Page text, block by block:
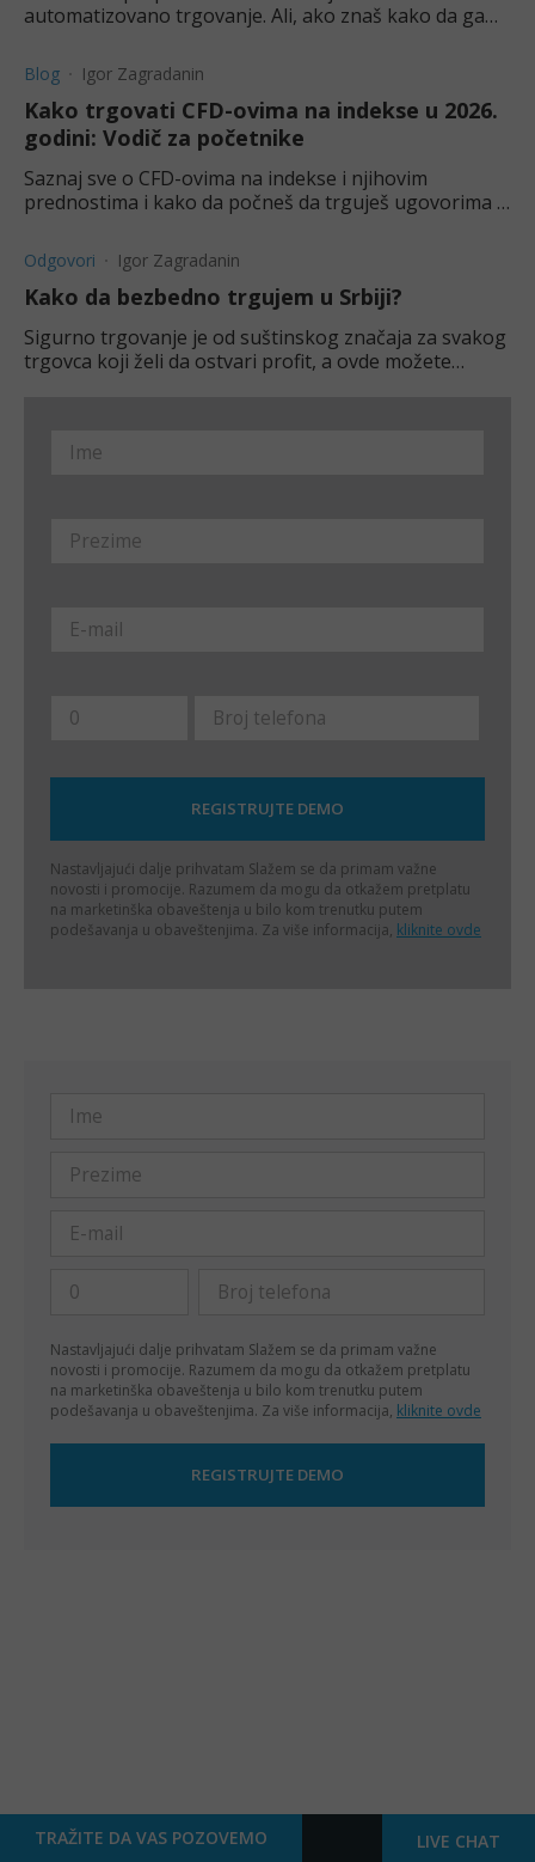
automatizovano trgovanje. Ali, ako znaš kako da ga
Blog Igor Zagradanin
Kako trgovati CFD-ovima na indekse u 2026.
godini: Vodič za početnike
Saznaj sve o CFD-ovima na indekse i njihovim
prednostima i kako da počneš da trguješ ugovorima o
Odgovori Igor Zagradanin
Kako da bezbedno trgujem u Srbiji?
Sigurno trgovanje je od suštinskog značaja za svakog
trgovca koji želi da ostvari profit, a ovde možete
Nastavljajući dalje prihvatam Slažem se da primam važne
novosti i promocije. Razumem da mogu da otkažem pretplatu
na marketinška obaveštenja u bilo kom trenutku putem
podešavanja u obaveštenjima. Za više informacija, kliknite ovde
Nastavljajući dalje prihvatam Slažem se da primam važne
novosti i promocije. Razumem da mogu da otkažem pretplatu
na marketinška obaveštenja u bilo kom trenutku putem
podešavanja u obaveštenjima. Za više informacija, kliknite ovde
TRAŽITE DA VAS POZOVEMO LIVE CHAT